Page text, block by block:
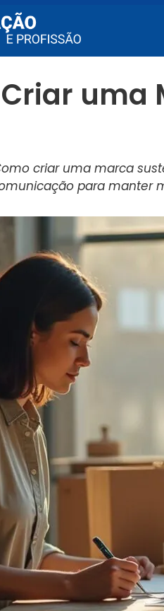
uma
criar uma marca
para manter